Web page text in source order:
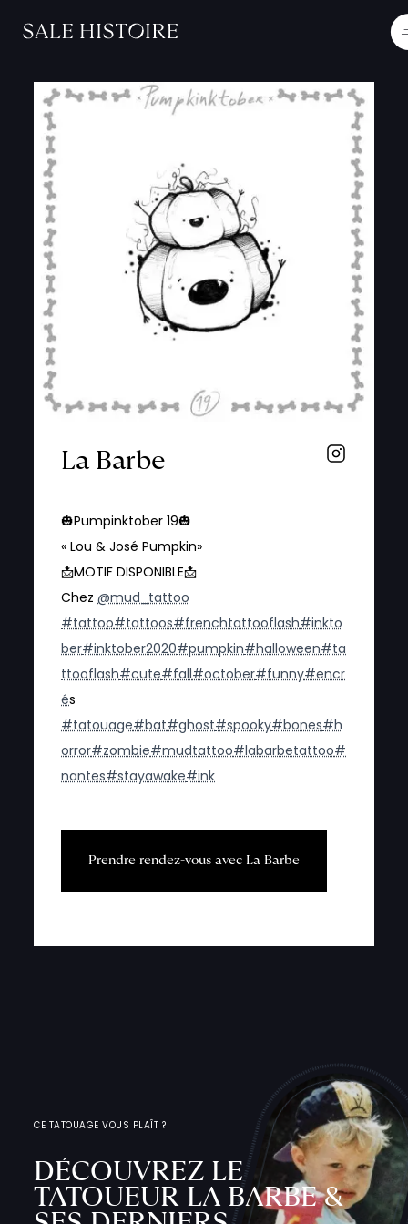
La Barbe
🎃Pumpinktober 19🎃
« Lou & José Pumpkin»
📩MOTIF DISPONIBLE📩
Chez@mud_tattoo
#tattoo#tattoos#frenchtattooflash#inkto
ber#inktober2020#pumpkin#halloween#ta
ttooflash#cute#fall#october#funny#encr
és
#tatouage#bat#ghost#spooky#bones#h
orror#zombie#mudtattoo#labarbetattoo#
nantes#stayawake#ink
Prendre rendez-vous avec La Barbe
CE TATOUAGE VOUS PLAÎT ?
DÉCOUVREZ LE
TATOUEUR LA BARBE &